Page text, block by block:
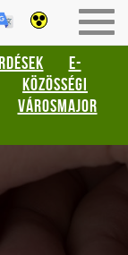
E-
KÖZÖSSÉGI
VÁROSMAJOR